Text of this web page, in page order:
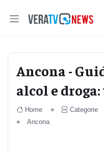
Ancona -
alcol e
Home Categorie
Ancona